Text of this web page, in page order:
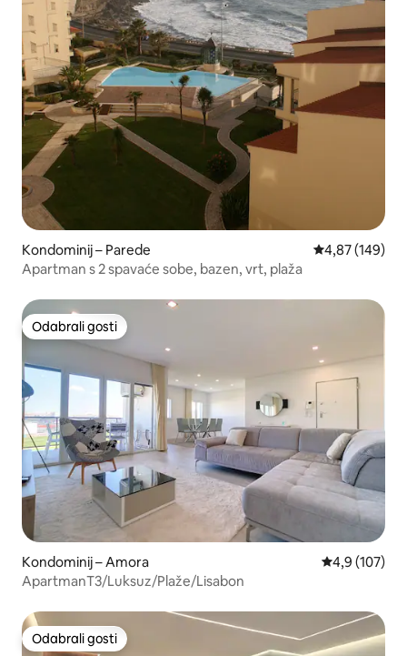
Kondominij – Parede Prosječna
4,87 (149)
Apartman s 2 spavaće sobe, bazen, vrt, plaža
Odabrali gosti
Odabrali gosti
Kondominij – Amora Prosječna
4,9 (107)
ApartmanT3/Luksuz/Plaže/Lisabon
Odabrali gosti
Odabrali gosti